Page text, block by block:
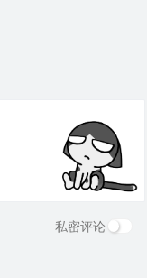
私密评论